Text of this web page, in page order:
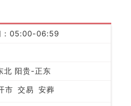
：05:00-06:59
北 阳贵-正东
市 交易 安葬